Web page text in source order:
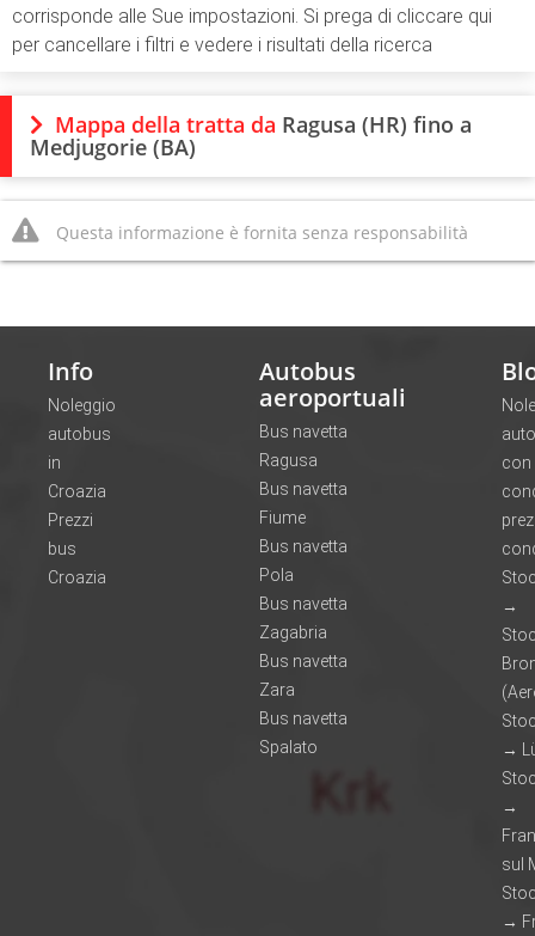
corrisponde alle Sue impostazioni. Si prega di cliccare qui
per cancellare i filtri e vedere i risultati della ricerca
Mappa della tratta da Ragusa (HR) fino a
Medjugorie (BA)
Questa informazione è fornita senza responsabilità
Info
Noleggio
autobus
in
Croazia
Prezzi
bus
Croazia
Autobus
aeroportuali
Bus navetta
Ragusa
Bus navetta
Fiume
Bus navetta
Pola
Bus navetta
Zagabria
Bus navetta
Zara
Bus navetta
Spalato
con
→
→
→
sul
→